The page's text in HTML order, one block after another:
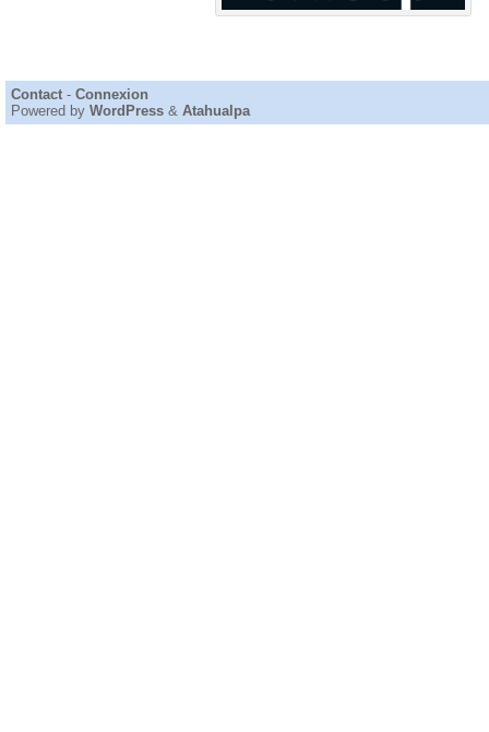
Contact- Connexion
Powered by WordPress& Atahualpa